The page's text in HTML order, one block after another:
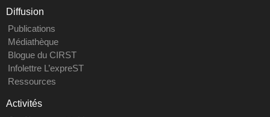
Diffusion
Publications
Médiathèque
Blogue du CIRST
Infolettre L’expreST
Ressources
Activités